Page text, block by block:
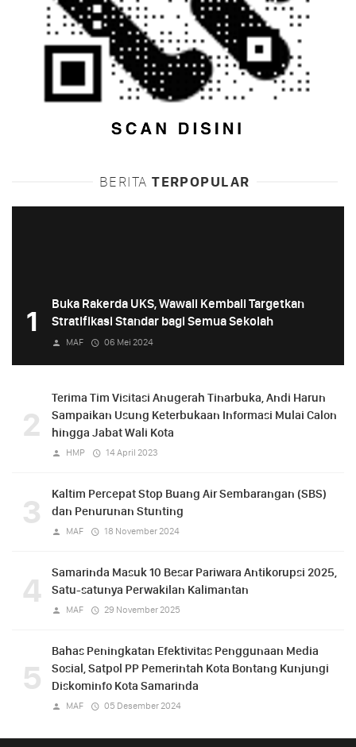
BERITA TERPOPULAR
1
Buka Rakerda UKS, Wawali Kembali Targetkan
Stratifikasi Standar bagi Semua Sekolah
MAF 06 Mei 2024
2
Terima Tim Visitasi Anugerah Tinarbuka, Andi Harun
Sampaikan Usung Keterbukaan Informasi Mulai Calon
hingga Jabat Wali Kota
HMP 14 April 2023
3
Kaltim Percepat Stop Buang Air Sembarangan (SBS)
dan Penurunan Stunting
MAF 18 November 2024
4
Samarinda Masuk 10 Besar Pariwara Antikorupsi 2025,
Satu-satunya Perwakilan Kalimantan
MAF 29 November 2025
5
Bahas Peningkatan Efektivitas Penggunaan Media
Sosial, Satpol PP Pemerintah Kota Bontang Kunjungi
Diskominfo Kota Samarinda
MAF 05 Desember 2024